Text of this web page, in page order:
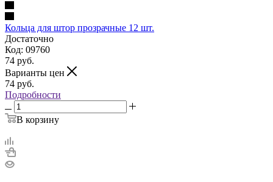
Кольца для штор прозрачные 12 шт.
Достаточно
Код: 09760
74 руб.
Варианты цен
74 руб.
Подробности
В корзину